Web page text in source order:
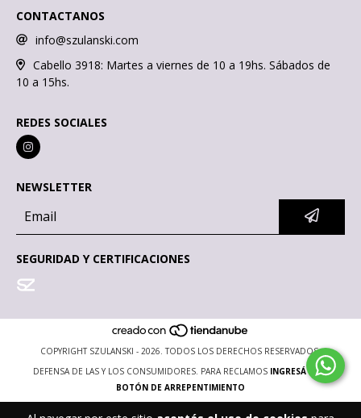
CONTACTANOS
info@szulanski.com
Cabello 3918: Martes a viernes de 10 a 19hs. Sábados de
10 a 15hs.
REDES SOCIALES
NEWSLETTER
SEGURIDAD Y CERTIFICACIONES
COPYRIGHT SZULANSKI - 2026. TODOS LOS DERECHOS RESERVADOS.
DEFENSA DE LAS Y LOS CONSUMIDORES. PARA RECLAMOS INGRESÁ ACÁ.
BOTÓN DE ARREPENTIMIENTO